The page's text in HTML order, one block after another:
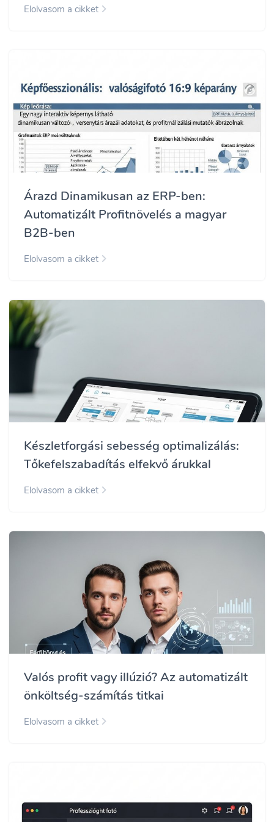
Elolvasom a cikket
Árazd Dinamikusan az ERP-ben:
Automatizált Profitnövelés a magyar
B2B-ben
Elolvasom a cikket
Készletforgási sebesség optimalizálás:
Tőkefelszabadítás elfekvő árukkal
Elolvasom a cikket
Valós profit vagy illúzió? Az automatizált
önköltség-számítás titkai
Elolvasom a cikket